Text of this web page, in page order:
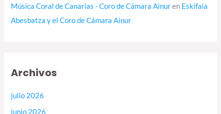
Música Coral de Canarias - Coro de Cámara Ainuren Eskifaia
Abesbatza y el Coro de Cámara Ainur
Archivos
julio 2026
junio 2026